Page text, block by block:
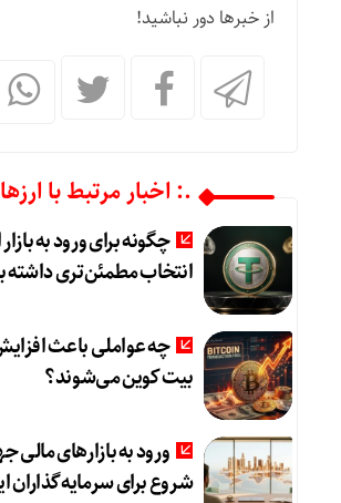
از خبرها دور نباشید!
.: اخبار مرتبط با
چگونه برای ورود به
انتخاب مطمئن‌تری داشته
چه عواملی باعث
بیت کوین می‌شوند؟
ورود به بازارهای مالی
شروع برای سرمایه‌گذاران